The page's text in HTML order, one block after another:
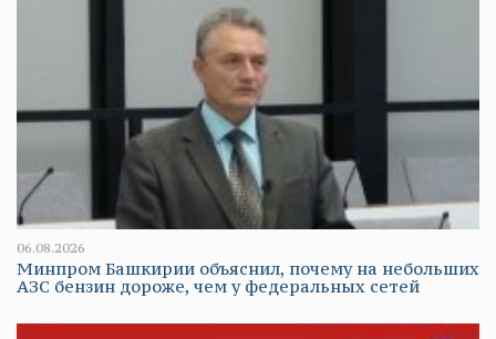
06.08.2026
Минпром Башкирии объяснил, почему на небольших
АЗС бензин дороже, чем у федеральных сетей